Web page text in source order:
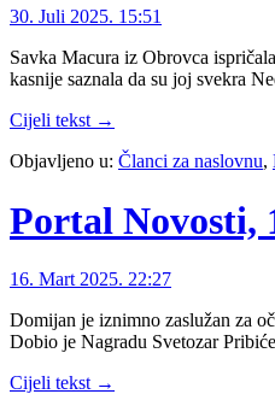
30. Juli 2025. 15:51
Savka Macura iz Obrovca
kasnije saznala da su joj svekra
Cijeli tekst →
Objavljeno u: Članci za naslovnu,
Portal Novosti,
16. Mart 2025. 22:27
Domijan je iznimno zaslužan za
Dobio je Nagradu Svetozar
Cijeli tekst →